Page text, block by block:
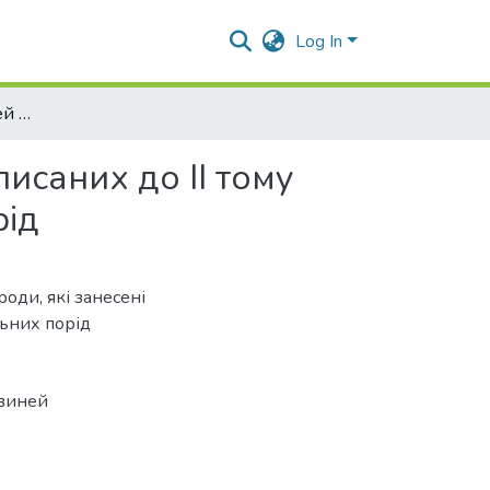
Log In
Характеристика свиней миргородської породи, записаних до ІІ тому Державної книги племінних тварин локальних порід
до ІІ тому
які занесені
порід